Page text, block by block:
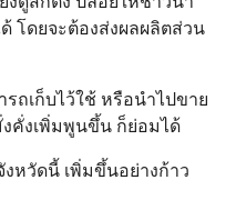
โดยจะต้องส่งผลผลิตส่วน
ถเก็บไว้ใช้ หรือนำไปขาย
คั่งเพิ่มพูนขึ้น ก็ย่อมได้
หวัดนี้ เพิ่มขึ้นอย่างก้าว